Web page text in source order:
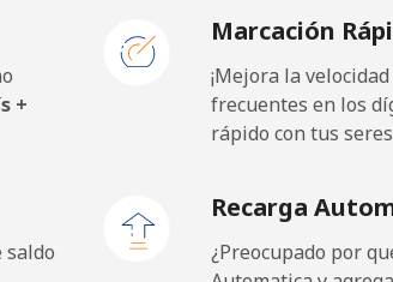
8 min por ⁦€10⁩
47 min por ⁦€10⁩
+
Marcación
¡Mejora la
frecuentes en los
rápido con tus
saldo
Recarga
¿Preocupado por